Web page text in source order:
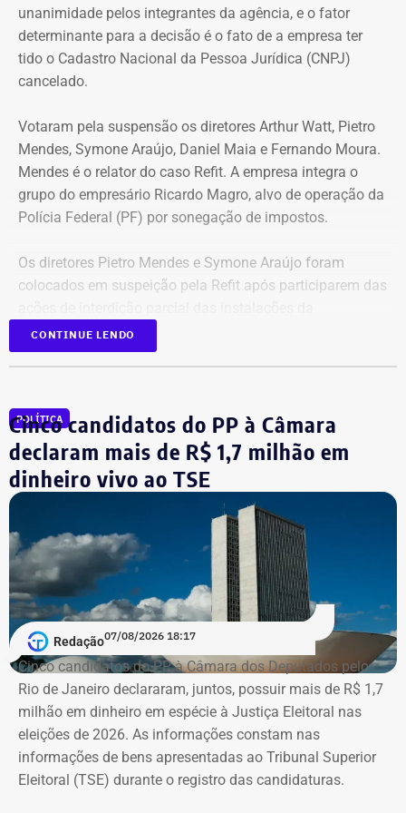
Benz AMG G63, avaliado em R$ 2,35 milhões, um
Volkswagen Passat de R$ 115 mil, R$ 709 mil em “bens
móveis de uso pessoal” e R$ 35 mil em dinheiro em
espécie.
Reprodução/Internet
unanimidade pelos integrantes da agência, e o fator
determinante para a decisão é o fato de a empresa ter
tido o Cadastro Nacional da Pessoa Jurídica (CNPJ)
cancelado.
Votaram pela suspensão os diretores Arthur Watt, Pietro
Mendes, Symone Araújo, Daniel Maia e Fernando Moura.
Mendes é o relator do caso Refit. A empresa integra o
grupo do empresário Ricardo Magro, alvo de operação da
Polícia Federal (PF) por sonegação de impostos.
Os diretores Pietro Mendes e Symone Araújo foram
colocados em suspeição pela Refit após participarem das
companhia em setembro de 2025.
liminar, porém, o Superior Tribunal de Justiça (STJ)
garantiu a participação dos dois diretores na votação até
que o mérito da questão seja analisado pela Corte.
Segundo as investigações, a refinaria importava
combustível quase pronto, mas fingia que o material era
matéria-prima e simulava uma operação de refino na sua
unidade fantasma de Manguinhos.
A Polícia Federal indica que a operação era feita de
fachada para não pagar o ICMS na chegada do
combustível ao país. Com a Refit postergava de
pagamentos de impostos, a empresa só deveria pagar o
tributo no momento da venda para o consumidor final,
algo que nunca foi feito, de acordo com a investigação.
*Com informações do blog do Octávio Guedes, do portal
CONTINUE LENDO
POLÍTICA
Cinco candidatos do PP à Câmara
declaram mais de R$ 1,7 milhão em
dinheiro vivo ao TSE
Redação07/08/2026 18:17
Cinco candidatos do PP à Câmara dos Deputados pelo
Rio de Janeiro declararam, juntos, possuir mais de R$ 1,7
milhão em dinheiro em espécie à Justiça Eleitoral nas
eleições de 2026. As informações constam nas
informações de bens apresentadas ao Tribunal Superior
Eleitoral (TSE) durante o registro das candidaturas.